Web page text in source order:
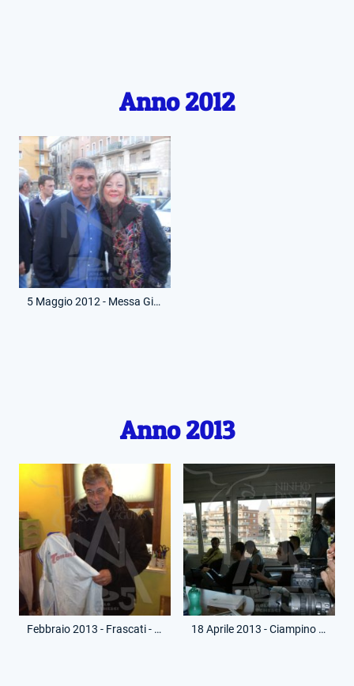
Anno 2012
5 Maggio 2012 - Messa Giorgio Chinaglia - Frascati - Giordana e Bruno Giordano
Anno 2013
Febbraio 2013 - Frascati - Consegna Maglia Paolo Pochesci 18 Aprile 2013 - Ciampino - Conferenza Stampa - Memorial Giorgio Chinaglia